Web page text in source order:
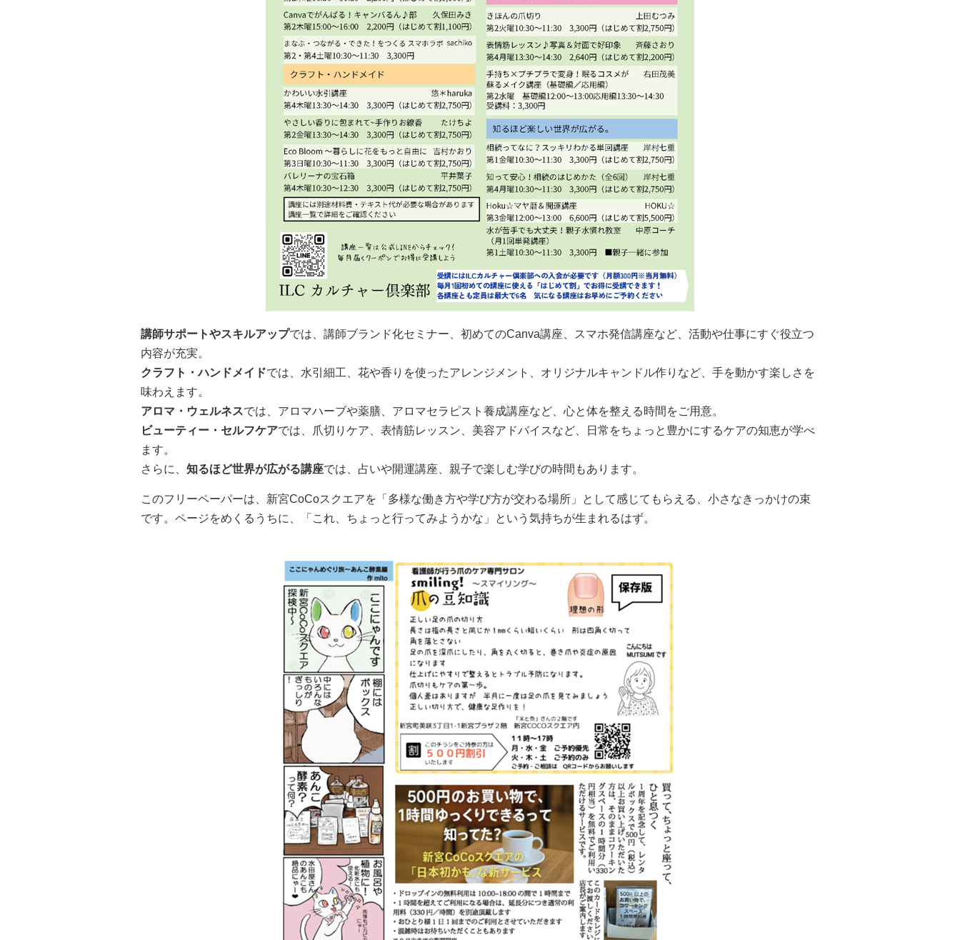
講師サポートやスキルアップでは、講師ブランド化セミナー、初めてのCanva講座、スマホ発信講座など、活動や仕事にすぐ役立つ
内容が充実。
クラフト・ハンドメイドでは、水引細工、花や香りを使ったアレンジメント、オリジナルキャンドル作りなど、手を動かす楽しさを
味わえます。
アロマ・ウェルネスでは、アロマハーブや薬膳、アロマセラピスト養成講座など、心と体を整える時間をご用意。
ビューティー・セルフケアでは、爪切りケア、表情筋レッスン、美容アドバイスなど、日常をちょっと豊かにするケアの知恵が学べ
ます。
さらに、 知るほど世界が広がる講座では、占いや開運講座、親子で楽しむ学びの時間もあります。
このフリーペーパーは、新宮CoCoスクエアを「多様な働き方や学び方が交わる場所」として感じてもらえる、小さなきっかけの束
です。ページをめくるうちに、「これ、ちょっと行ってみようかな」という気持ちが生まれるはず。